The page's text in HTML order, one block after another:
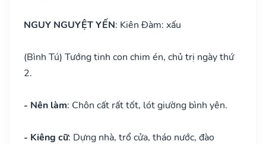
NGUY NGUYỆT YẾN: Kiên Đàm: xấu
(Bình Tú) Tướng tinh con chim én, chủ trị ngày thứ
2.
- Nên làm: Chôn cất rất tốt, lót giường bình yên.
- Kiêng cữ: Dựng nhà, trổ cửa, tháo nước, đào